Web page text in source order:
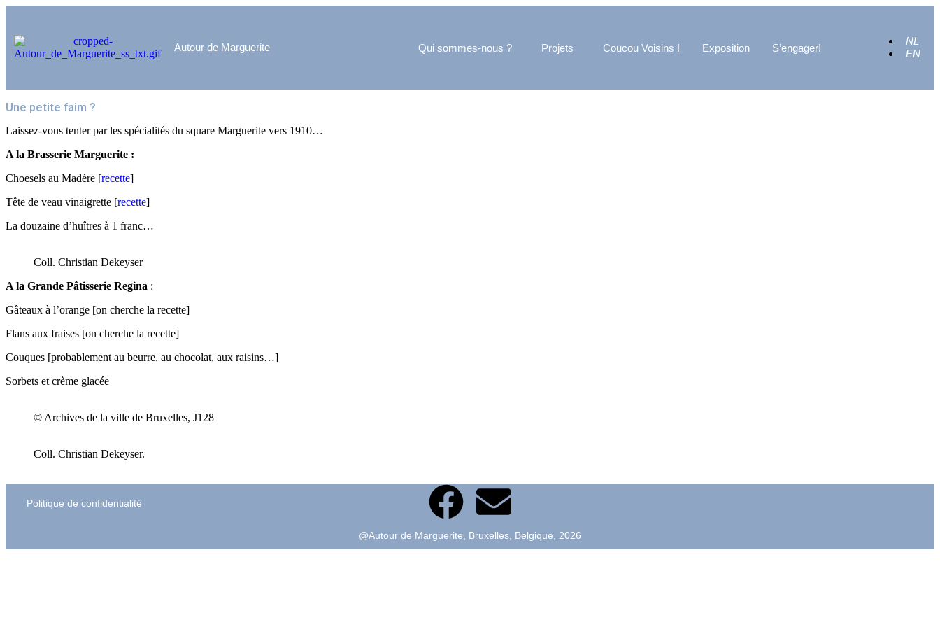
Autour de Marguerite Qui sommes-nous ? Projets Coucou Voisins ! Exposition S’engager!
NL
EN
Une petite faim ?
Laissez-vous tenter par les spécialités du square Marguerite vers 1910…
A la Brasserie Marguerite :
Choesels au Madère [recette]
Tête de veau vinaigrette [recette]
La douzaine d’huîtres à 1 franc…
Coll. Christian Dekeyser
A la Grande Pâtisserie Regina :
Gâteaux à l’orange [on cherche la recette]
Flans aux fraises [on cherche la recette]
Couques [probablement au beurre, au chocolat, aux raisins…]
Sorbets et crème glacée
© Archives de la ville de Bruxelles, J128
Coll. Christian Dekeyser.
Politique de confidentialité
@Autour de Marguerite, Bruxelles, Belgique, 2026